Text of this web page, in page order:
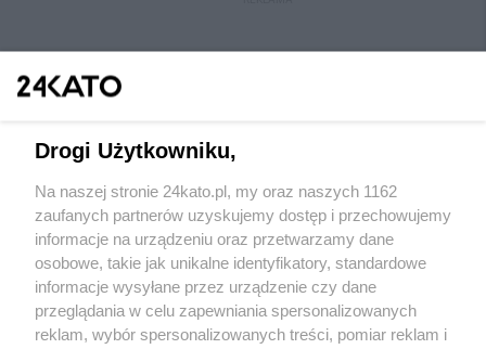
Wydawca mediów lokalnych
Drogi Użytkowniku,
Na naszej stronie 24kato.pl, my oraz naszych 1162
zaufanych partnerów uzyskujemy dostęp i przechowujemy
informacje na urządzeniu oraz przetwarzamy dane
osobowe, takie jak unikalne identyfikatory, standardowe
informacje wysyłane przez urządzenie czy dane
przeglądania w celu zapewniania spersonalizowanych
reklam, wybór spersonalizowanych treści, pomiar reklam i